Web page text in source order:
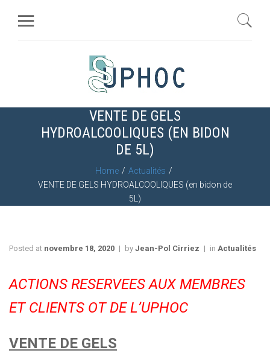
VENTE DE GELS
HYDROALCOOLIQUES (EN BIDON
DE 5L)
Home
Actualités
VENTE DE GELS HYDROALCOOLIQUES (en bidon de
5L)
Posted at novembre 18, 2020 by Jean-Pol Cirriez in Actualités
ACTIONS RESERVEES AUX MEMBRES
ET CLIENTS OT DE L’UPHOC
VENTE DE GELS